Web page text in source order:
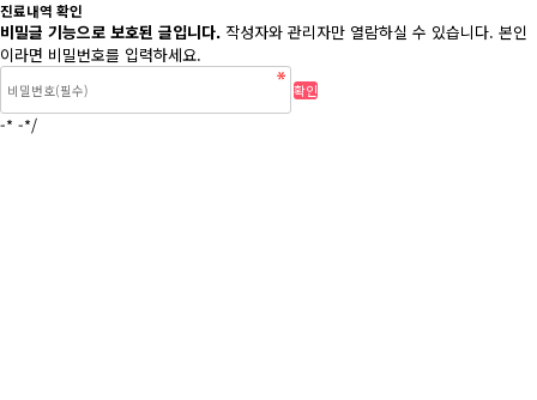
진료내역 확인
비밀글 기능으로 보호된 글입니다. 작성자와 관리자만 열람하실 수 있습니다. 본인
이라면 비밀번호를 입력하세요.
-* -*/